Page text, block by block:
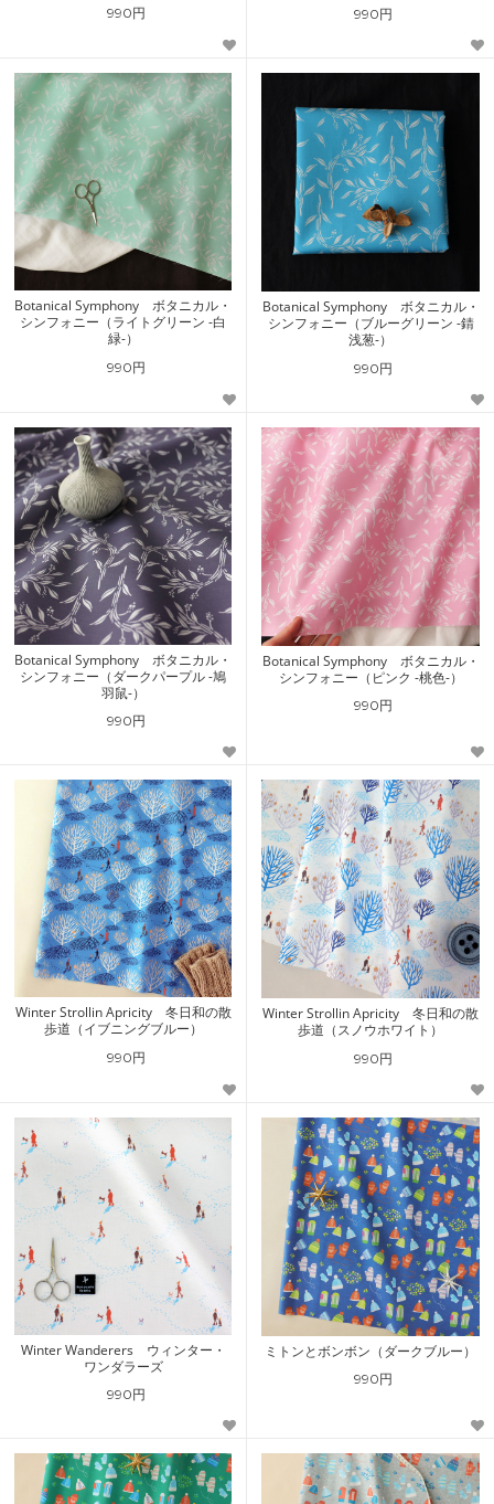
990円 990円
Botanical Symphony ボタニカル・
シンフォニー（ライトグリーン -白
緑-）
990円
Botanical Symphony ボタニカル・
シンフォニー（ブルーグリーン -錆
浅葱-）
990円
Botanical Symphony ボタニカル・
シンフォニー（ダークパープル -鳩
羽鼠-）
990円
Botanical Symphony ボタニカル・
シンフォニー（ピンク -桃色-）
990円
Winter Strollin Apricity 冬日和の散
歩道（イブニングブルー）
990円
Winter Strollin Apricity 冬日和の散
歩道（スノウホワイト）
990円
Winter Wanderers ウィンター・
ワンダラーズ
990円
ミトンとボンボン（ダークブルー）
990円